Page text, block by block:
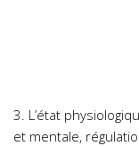
3. L’état
et mentale,